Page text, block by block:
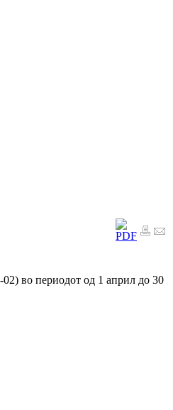
во периодот од 1 април до 30